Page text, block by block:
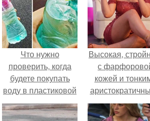
Что нужно
проверить, когда
будете покупать
воду в пластиковой
бутылке?
Высокая,
с
кожей и
чертами, эль
выглядит так,